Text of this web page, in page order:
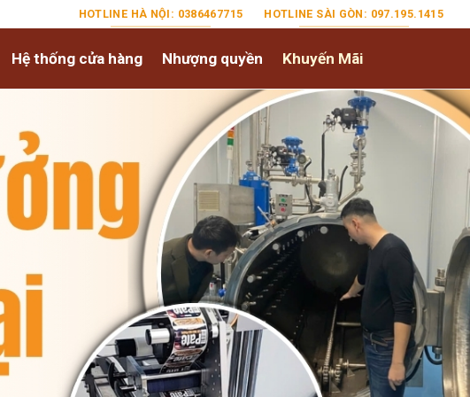
HOTLINE HÀ NỘI: 0386467715 HOTLINE SÀI GÒN: 097.195.1415
Hệ thống cửa hàng Nhượng quyền Khuyến Mãi